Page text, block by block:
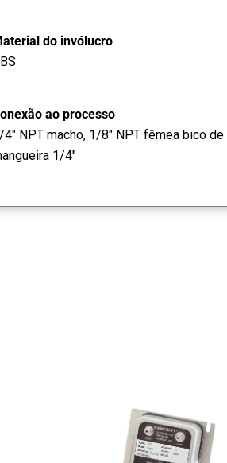
do invólucro
ao processo
4" NPT macho, 1/8" NPT fêmea bico de
1/4"